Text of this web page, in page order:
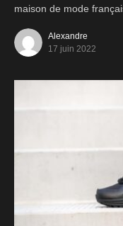
maison de mode
Alexandre
17 juin 2022